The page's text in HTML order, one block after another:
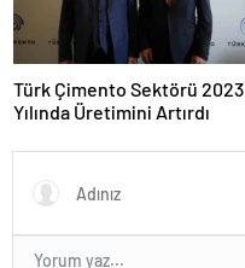
Türk Çimento Sektörü 2023
Yılında Üretimini Artırdı